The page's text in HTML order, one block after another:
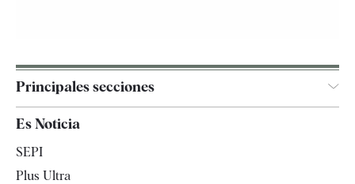
Principales secciones
Es Noticia
SEPI
Plus Ultra